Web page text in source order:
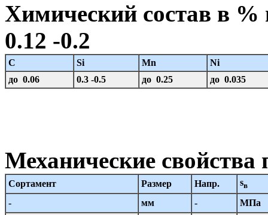
Химический состав в %
0.12 -0.2
C Si Mn
Ni
до 0.06
0.3 -0.5 до 0.25 до 0.035
Механические свойства
Сортамент Размер Напр. sв
- мм -
МПа